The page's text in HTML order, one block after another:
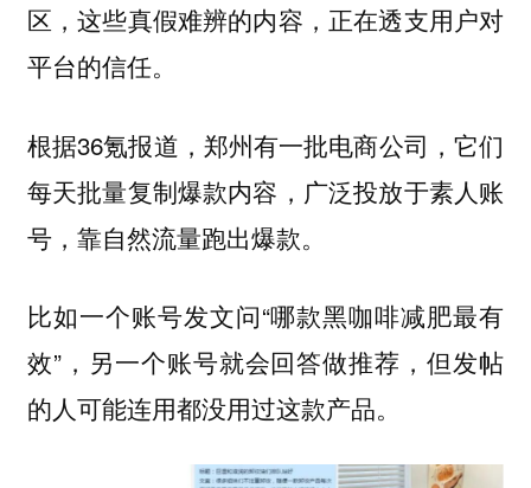
区，这些真假难辨的内容，正在透支用户对
平台的信任。
根据36氪报道，郑州有一批电商公司，它们
每天批量复制爆款内容，广泛投放于素人账
号，靠自然流量跑出爆款。
比如一个账号发文问“哪款黑咖啡减肥最有
效”，另一个账号就会回答做推荐，但发帖
的人可能连用都没用过这款产品。